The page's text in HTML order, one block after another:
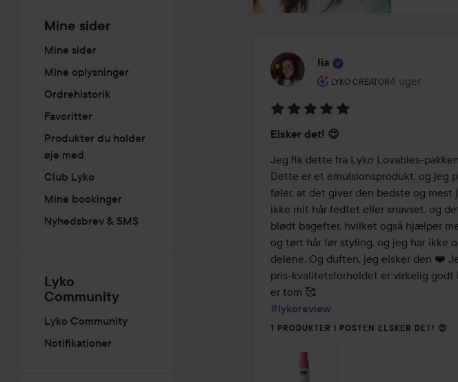
Mine sider
Mine sider
Mine oplysninger
Ordrehistorik
Favoritter
Produkter du holder
øje med
Club Lyko
Mine bookinger
Nyhedsbrev & SMS
Lyko
Community
Lyko Community
Notifikationer
Iia
LYKO CREATOR
Brugerens rolle: Lyko Creator.
4 uger
Posten blev
5
ud
af
5
Elsker det! 😍
Jeg fik dette fra Lyko Lovables-
Dette er et emulsionsprodukt, og jeg
føler, at det giver den bedste og
ikke mit hår fedtet eller snavset, og
blødt bagefter, hvilket også hjælper
og tørt hår før styling, og jeg har ikke
delene. Og duften, jeg elsker den ❤️
pris-kvalitetsforholdet er virkelig godt
#lykoreview
1 PRODUKTER I POSTEN ELSKER DET! 😍